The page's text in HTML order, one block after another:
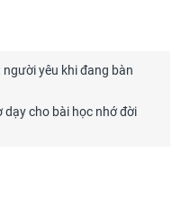
yêu khi đang bàn
dạy cho bài học nhớ đời